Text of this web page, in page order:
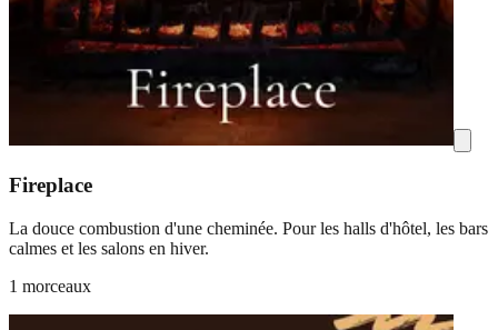
Fireplace
La douce combustion d'une cheminée. Pour les halls d'hôtel, les bars
calmes et les salons en hiver.
1 morceaux